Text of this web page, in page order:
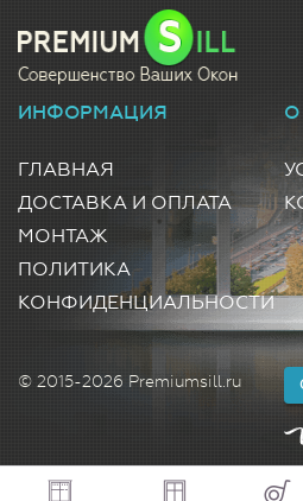
ИНФОРМАЦИЯ
ГЛАВНАЯ
ДОСТАВКА И ОПЛАТА
МОНТАЖ
ПОЛИТИКА
КОНФИДЕНЦИАЛЬНОСТИ
О
© 2015-2026 Premiumsill.ru